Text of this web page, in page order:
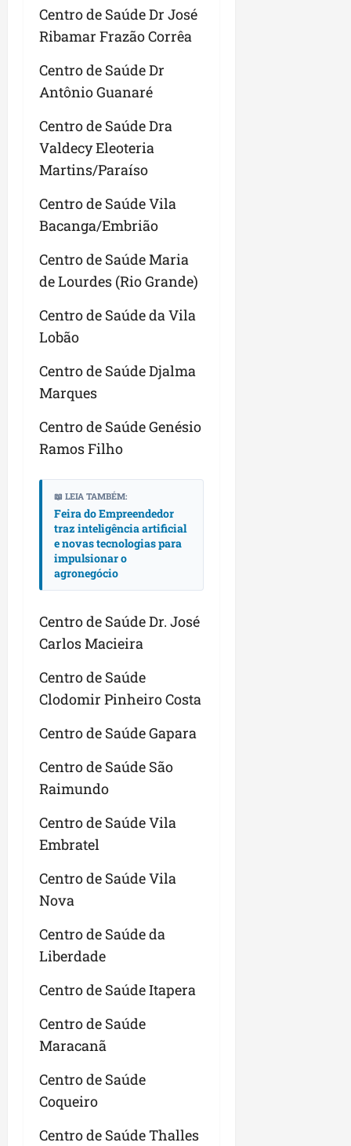
Centro de Saúde Dr José
Ribamar Frazão Corrêa
Centro de Saúde Dr
Antônio Guanaré
Centro de Saúde Dra
Valdecy Eleoteria
Martins/Paraíso
Centro de Saúde Vila
Bacanga/Embrião
Centro de Saúde Maria
de Lourdes (Rio Grande)
Centro de Saúde da Vila
Lobão
Centro de Saúde Djalma
Marques
Centro de Saúde Genésio
Ramos Filho
📖 LEIA TAMBÉM:
Feira do Empreendedor
traz inteligência artificial
e novas tecnologias para
impulsionar o
agronegócio
Centro de Saúde Dr. José
Carlos Macieira
Centro de Saúde
Clodomir Pinheiro Costa
Centro de Saúde Gapara
Centro de Saúde São
Raimundo
Centro de Saúde Vila
Embratel
Centro de Saúde Vila
Nova
Centro de Saúde da
Liberdade
Centro de Saúde Itapera
Centro de Saúde
Maracanã
Centro de Saúde
Coqueiro
Centro de Saúde Thalles